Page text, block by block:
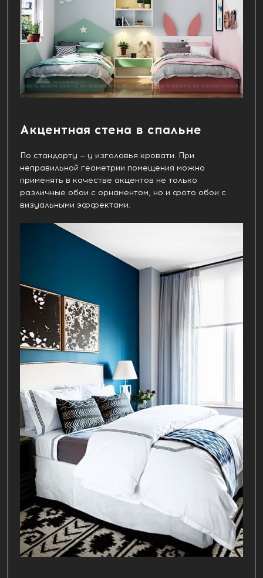
Акцентная стена в спальне
По стандарту — у изголовья кровати. При
неправильной геометрии помещения можно
применять в качестве акцентов не только
различные обои с орнаментом, но и фото обои с
визуальными эффектами.